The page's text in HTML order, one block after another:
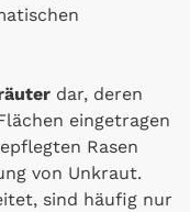
dar, deren
eingetragen
Rasen
von Unkraut.
sind häufig nur